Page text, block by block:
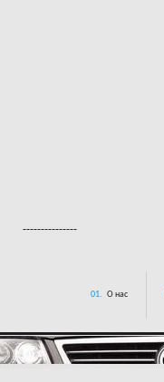
---------------
01. О нас